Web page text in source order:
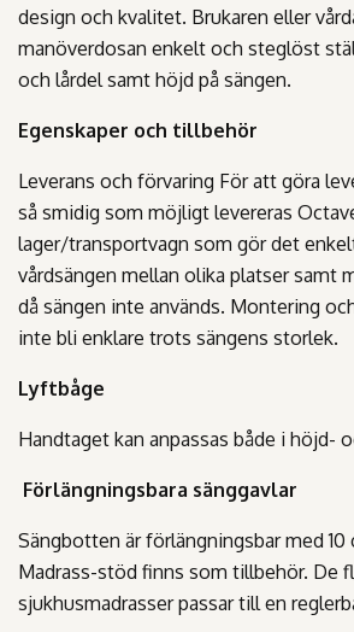
design och kvalitet. Brukaren eller
manöverdosan enkelt och steglöst
och lårdel samt höjd på sängen.
Egenskaper och tillbehör
Leverans och förvaring För att göra
så smidig som möjligt levereras
lager/transportvagn som gör det
vårdsängen mellan olika platser samt
då sängen inte används. Montering
inte bli enklare trots sängens storlek.
Lyftbåge
Handtaget kan anpassas både i höjd-
Förlängningsbara sänggavlar
Sängbotten är förlängningsbar med 10
Madrass-stöd finns som tillbehör. De
sjukhusmadrasser passar till en